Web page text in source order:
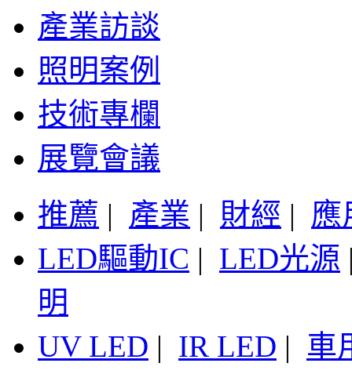
產業訪談
照明案例
技術專欄
展覽會議
推薦 | 產業 | 財經 | 應
LED驅動IC | LED光源
明
UV LED | IR LED | 車